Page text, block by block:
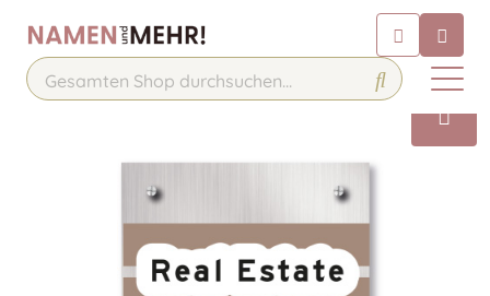
Chatten Sie 24/7 mit unserem
hilfreichen Chatbot
Kontakt